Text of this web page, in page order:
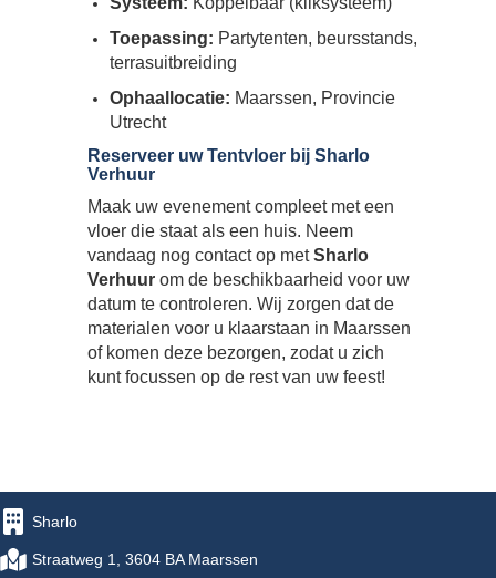
Toepassing: Partytenten, beursstands,
terrasuitbreiding
Ophaallocatie: Maarssen, Provincie
Utrecht
Reserveer uw Tentvloer bij Sharlo
Verhuur
Maak uw evenement compleet met een
vloer die staat als een huis. Neem
vandaag nog contact op metSharlo
Verhuur om de beschikbaarheid voor uw
datum te controleren. Wij zorgen dat de
materialen voor u klaarstaan in Maarssen
of komen deze bezorgen, zodat u zich
kunt focussen op de rest van uw feest!
Sharlo
Straatweg 1, 3604 BA Maarssen